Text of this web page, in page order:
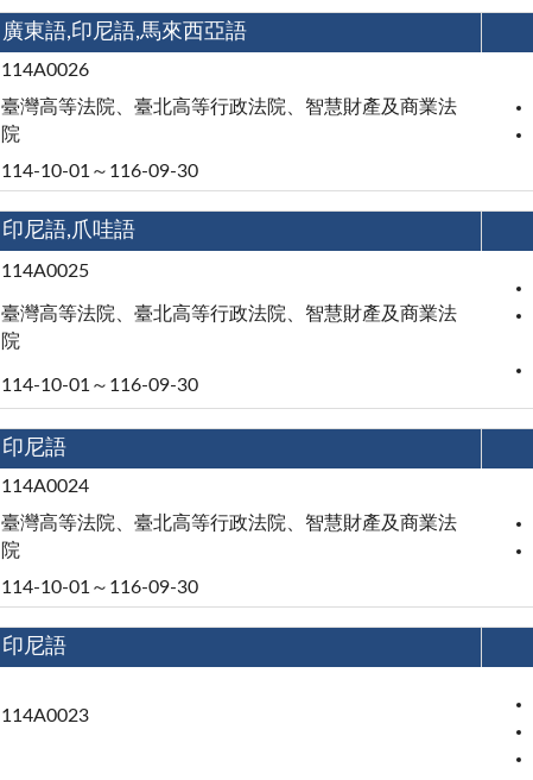
廣東語,印尼語,馬來西亞語
114A0026
臺灣高等法院、臺北高等行政法院、智慧財產及商業法
院
114-10-01～116-09-30
印尼語,爪哇語
114A0025
臺灣高等法院、臺北高等行政法院、智慧財產及商業法
院
114-10-01～116-09-30
印尼語
114A0024
臺灣高等法院、臺北高等行政法院、智慧財產及商業法
院
114-10-01～116-09-30
印尼語
114A0023